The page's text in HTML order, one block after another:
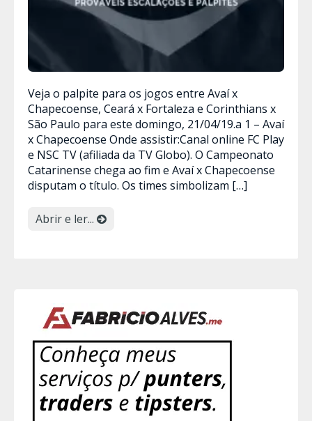
Veja o palpite para os jogos entre Avaí x
Chapecoense, Ceará x Fortaleza e Corinthians x
São Paulo para este domingo, 21/04/19.a 1 – Avaí
x Chapecoense Onde assistir:Canal online FC Play
e NSC TV (afiliada da TV Globo). O Campeonato
Catarinense chega ao fim e Avaí x Chapecoense
disputam o título. Os times simbolizam […]
Abrir e ler...